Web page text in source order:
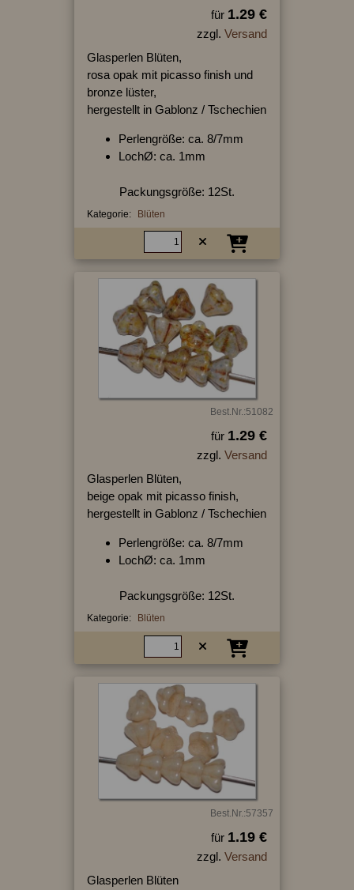
für 1.29 €
zzgl. Versand
Glasperlen Blüten,
rosa opak mit picasso finish und
bronze lüster,
hergestellt in Gablonz / Tschechien
Perlengröße: ca. 8/7mm
LochØ: ca. 1mm
Packungsgröße: 12St.
Kategorie: Blüten
Best.Nr.:51082
für 1.29 €
zzgl. Versand
Glasperlen Blüten,
beige opak mit picasso finish,
hergestellt in Gablonz / Tschechien
Perlengröße: ca. 8/7mm
LochØ: ca. 1mm
Packungsgröße: 12St.
Kategorie: Blüten
Best.Nr.:57357
für 1.19 €
zzgl. Versand
Glasperlen Blüten